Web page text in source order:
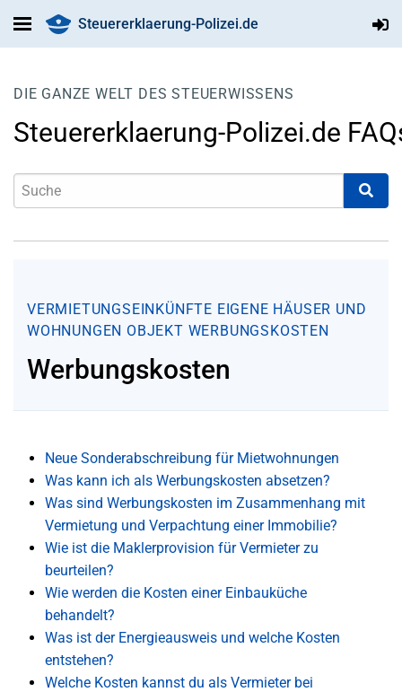
Steuererklaerung-Polizei.de
DIE GANZE WELT DES STEUERWISSENS
Steuererklaerung-Polizei.de
VERMIETUNGSEINKÜNFTE EIGENE HÄUSER UND
WOHNUNGEN OBJEKT WERBUNGSKOSTEN
Werbungskosten
Neue Sonderabschreibung für Mietwohnungen
Was kann ich als Werbungskosten absetzen?
Was sind Werbungskosten im Zusammenhang mit
Vermietung und Verpachtung einer Immobilie?
Wie ist die Maklerprovision für Vermieter zu
beurteilen?
Wie werden die Kosten einer Einbauküche
behandelt?
Was ist der Energieausweis und welche Kosten
entstehen?
Welche Kosten kannst du als Vermieter bei